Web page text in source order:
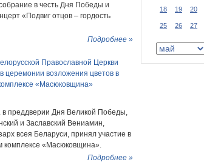
в честь Дня Победы и
«Подвиг отцов – гордость
Подробнее »
Православной Церкви
церемонии возложения цветов в
«Масюковщина»
в преддверии Дня Великой Победы,
и Заславский Вениамин,
всея Беларуси, принял участие в
комплексе «Масюковщина».
Подробнее »
18 19 20
25 26 27